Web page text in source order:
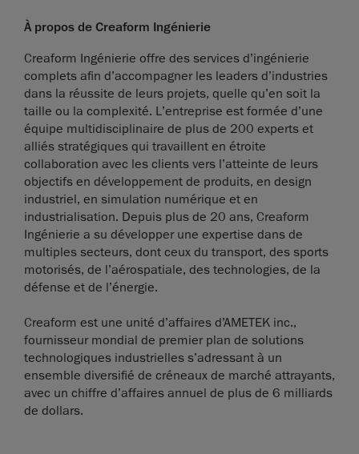
À propos de Creaform Ingénierie
Creaform Ingénierie offre des services d’ingénierie
complets afin d’accompagner les leaders d’industries
dans la réussite de leurs projets, quelle qu’en soit la
taille ou la complexité. L’entreprise est formée d’une
équipe multidisciplinaire de plus de 200 experts et
alliés stratégiques qui travaillent en étroite
collaboration avec les clients vers l’atteinte de leurs
objectifs en développement de produits, en design
industriel, en simulation numérique et en
industrialisation. Depuis plus de 20 ans, Creaform
Ingénierie a su développer une expertise dans de
multiples secteurs, dont ceux du transport, des sports
motorisés, de l’aérospatiale, des technologies, de la
défense et de l’énergie.
Creaform est une unité d’affaires d’AMETEK inc.,
fournisseur mondial de premier plan de solutions
technologiques industrielles s’adressant à un
ensemble diversifié de créneaux de marché attrayants,
avec un chiffre d’affaires annuel de plus de 6 milliards
de dollars.